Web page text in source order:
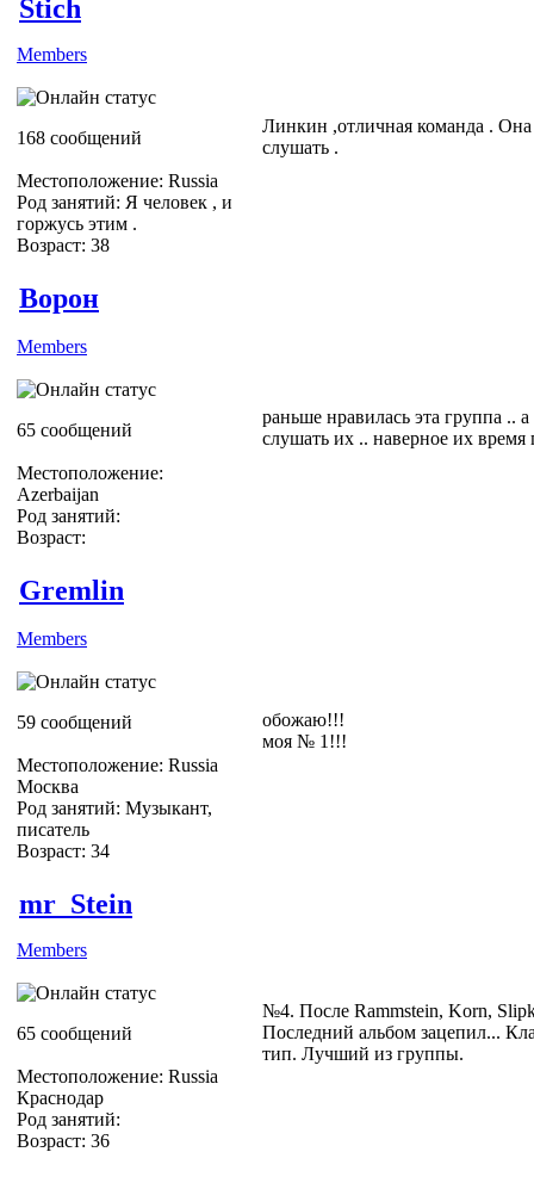
Stich
Members
168 сообщений
Местоположение: Russia
Род занятий: Я человек , и
горжусь этим .
Возраст: 38
Линкин ,отличная команда . Она
слушать .
Ворон
Members
65 сообщений
Местоположение:
Azerbaijan
Род занятий:
Возраст:
раньше нравилась эта группа
слушать их .. наверное их
Gremlin
Members
59 сообщений
Местоположение: Russia
Москва
Род занятий: Музыкант,
писатель
Возраст: 34
обожаю!!!
моя № 1!!!
mr_Stein
Members
65 сообщений
Местоположение: Russia
Краснодар
Род занятий:
Возраст: 36
№4. После Rammstein, Korn,
Последний альбом зацепил...
тип. Лучший из группы.